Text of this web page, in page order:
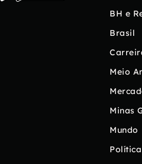
BH e
Brasil
Meio
Minas
Mundo
Política